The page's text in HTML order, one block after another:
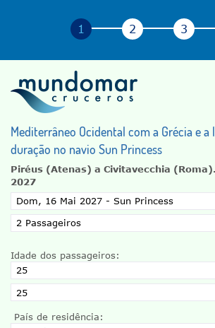
Mediterrâneo Ocidental com a Grécia e a
duração no navio Sun Princess
Piréus (Atenas) a Civitavecchia (Roma).
2027
Idade dos passageiros:
País de residência: